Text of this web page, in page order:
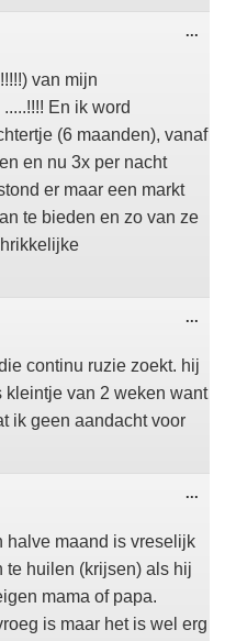
van mijn
En ik word
(6 maanden), vanaf
en nu 3x per nacht
er maar een markt
te bieden en zo van ze
...
continu ruzie zoekt. hij
van 2 weken want
ik geen aandacht voor
...
halve maand is vreselijk
te huilen (krijsen) als hij
mama of papa.
is maar het is wel erg
...